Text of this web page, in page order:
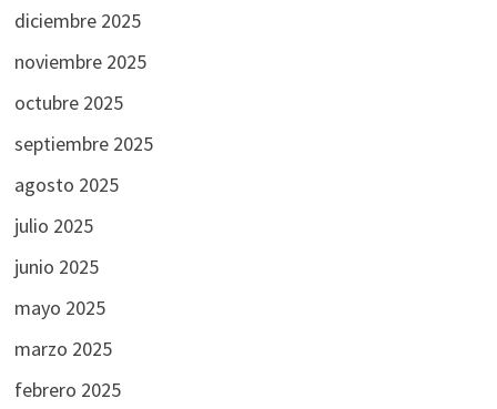
diciembre 2025
noviembre 2025
octubre 2025
septiembre 2025
agosto 2025
julio 2025
junio 2025
mayo 2025
marzo 2025
febrero 2025